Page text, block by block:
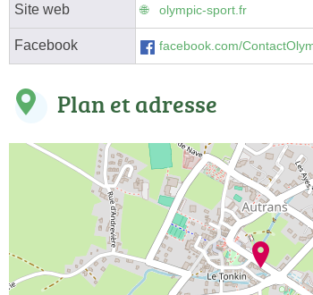
Site web olympic-sport.fr
Facebook facebook.com/
Plan et adresse